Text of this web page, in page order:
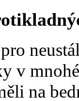
v
na